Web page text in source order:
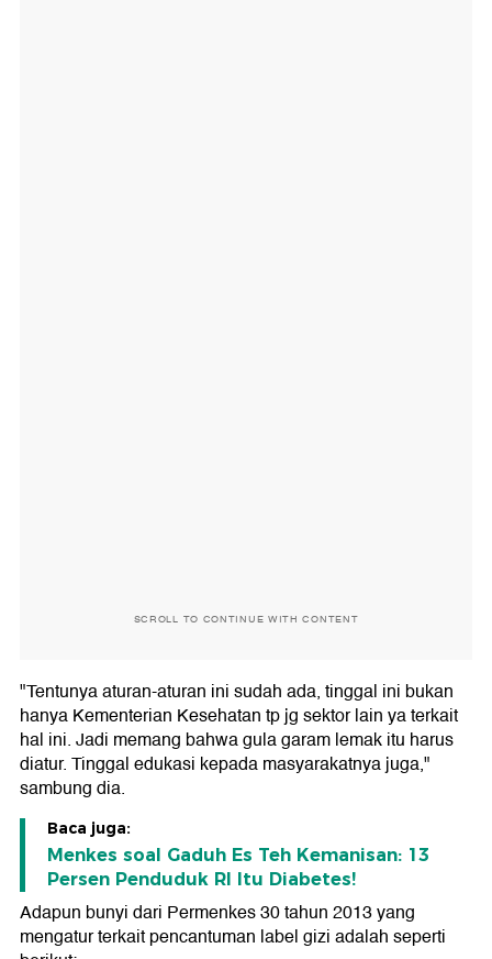
SCROLL TO CONTINUE WITH CONTENT
"Tentunya aturan-aturan ini sudah ada, tinggal ini bukan
hanya Kementerian Kesehatan tp jg sektor lain ya terkait
hal ini. Jadi memang bahwa gula garam lemak itu harus
diatur. Tinggal edukasi kepada masyarakatnya juga,"
sambung dia.
Baca juga:
Menkes soal Gaduh Es Teh Kemanisan: 13
Persen Penduduk RI Itu Diabetes!
Adapun bunyi dari Permenkes 30 tahun 2013 yang
mengatur terkait pencantuman label gizi adalah seperti